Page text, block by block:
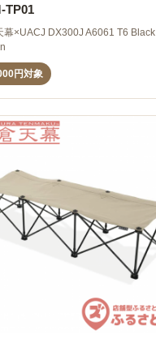
TP01
幕×UACJ DX300J A6061 T6 Black
円対象